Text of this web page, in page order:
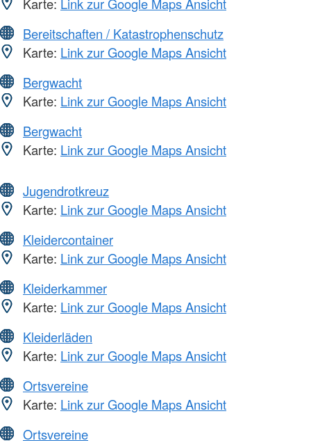
Bereitschaften / Katastrophenschutz
Karte: Link zur Google Maps Ansicht
Bergwacht
Karte: Link zur Google Maps Ansicht
Bergwacht
Karte: Link zur Google Maps Ansicht
Jugendrotkreuz
Karte: Link zur Google Maps Ansicht
Kleidercontainer
Karte: Link zur Google Maps Ansicht
Kleiderkammer
Karte: Link zur Google Maps Ansicht
Kleiderläden
Karte: Link zur Google Maps Ansicht
Ortsvereine
Karte: Link zur Google Maps Ansicht
Ortsvereine